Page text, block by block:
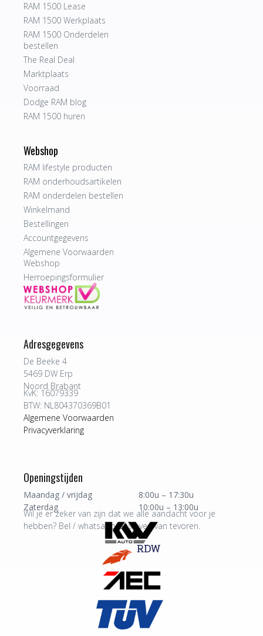
RAM 1500 Lease
RAM 1500 Werkplaats
RAM 1500 Onderdelen
bestellen
The Real Deal
Marktplaats
Voorraad
Dodge RAM blog
RAM 1500 huren
Webshop
RAM lifestyle producten
RAM onderhoudsartikelen
RAM onderdelen bestellen
Winkelmand
Bestellingen
Accountgegevens
Algemene Voorwaarden
Webshop
Herroepingsformulier
Adresgegevens
De Beeke 4
5469 DW Erp
Noord Brabant
KvK: 16079339
BTW: NL804370369B01
Algemene Voorwaarden
Privacyverklaring
Openingstijden
Maandag / vrijdag
8:00u – 17:30u
Zaterdag
10:00u – 13:00u
Wil je er zeker van zijn dat we alle aandacht voor je
hebben? Bel / whatsapp ons even van tevoren.